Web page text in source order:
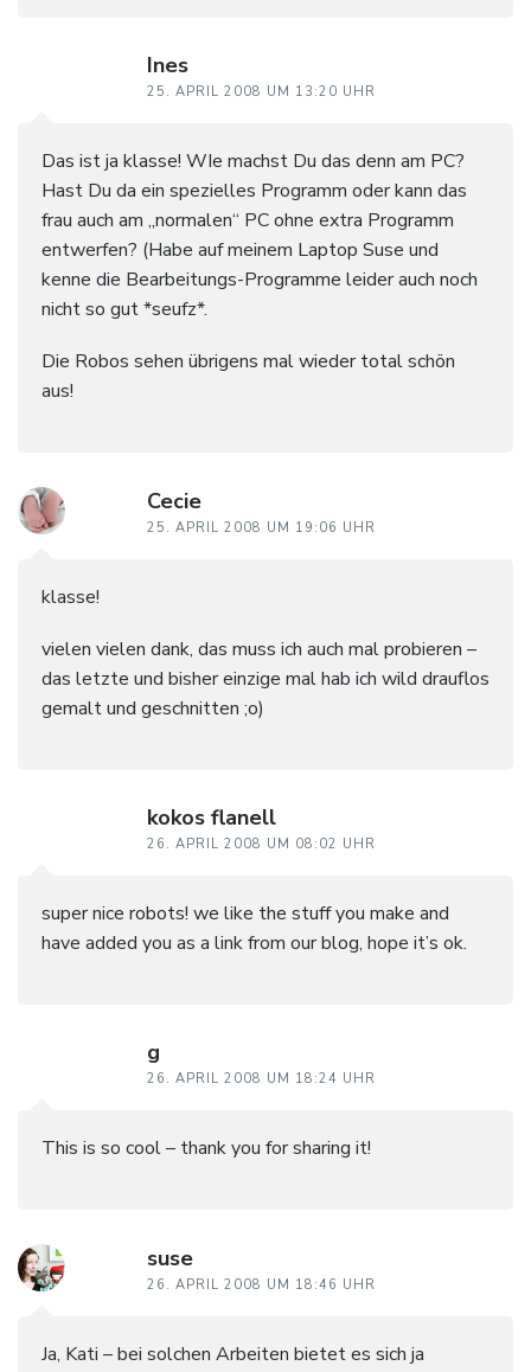
Ines
25. APRIL 2008 UM 13:20 UHR
Das ist ja klasse! WIe machst Du das denn am PC?
Hast Du da ein spezielles Programm oder kann das
frau auch am „normalen“ PC ohne extra Programm
entwerfen? (Habe auf meinem Laptop Suse und
kenne die Bearbeitungs-Programme leider auch noch
nicht so gut *seufz*.
Die Robos sehen übrigens mal wieder total schön
aus!
Cecie
25. APRIL 2008 UM 19:06 UHR
klasse!
vielen vielen dank, das muss ich auch mal probieren –
das letzte und bisher einzige mal hab ich wild drauflos
gemalt und geschnitten ;o)
kokos flanell
26. APRIL 2008 UM 08:02 UHR
super nice robots! we like the stuff you make and
have added you as a link from our blog, hope it’s ok.
g
26. APRIL 2008 UM 18:24 UHR
This is so cool – thank you for sharing it!
suse
26. APRIL 2008 UM 18:46 UHR
Ja, Kati – bei solchen Arbeiten bietet es sich ja